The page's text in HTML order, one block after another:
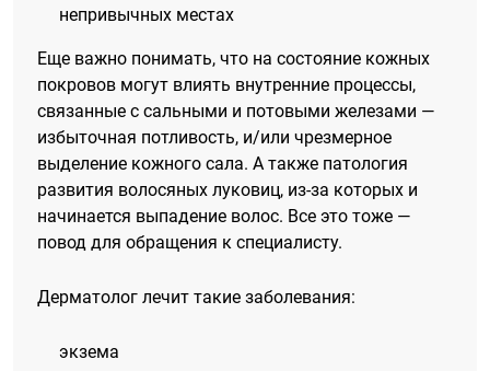
непривычных местах
Еще важно понимать, что на состояние кожных
покровов могут влиять внутренние процессы,
связанные с сальными и потовыми железами —
избыточная потливость, и/или чрезмерное
выделение кожного сала. А также патология
развития волосяных луковиц, из-за которых и
начинается выпадение волос. Все это тоже —
повод для обращения к специалисту.
Дерматолог лечит такие заболевания:
экзема